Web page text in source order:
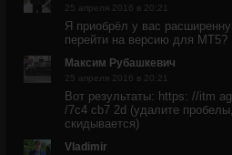
25 апреля 2016 в 20:21
Я приобрёл у вас
перейти на версию для МТ5?
Максим Рубашкевич
25 апреля 2016 в 20:21
Вот результаты: https: //itm
/7c4 cb7 2d (удалите
скидывается)
Vladimir